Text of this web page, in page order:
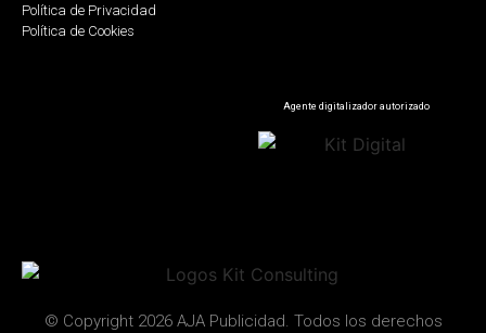
Política de Privacidad
Política de Cookies
Agente digitalizador autorizado
© Copyright 2026 AJA Publicidad. Todos los derechos